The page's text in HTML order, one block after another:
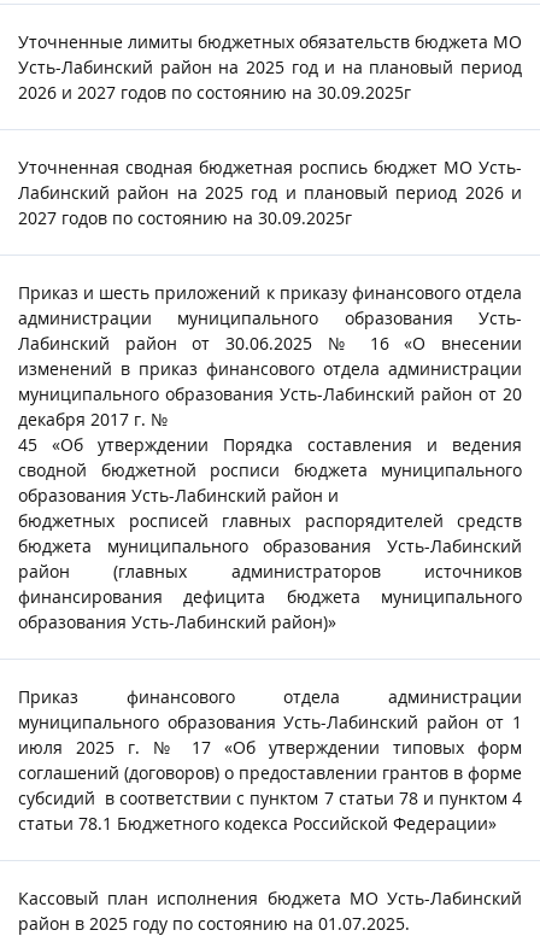
Уточненные лимиты бюджетных обязательств бюджета МО
Усть-Лабинский район на 2025 год и на плановый период
2026 и 2027 годов по состоянию на 30.09.2025г
Уточненная сводная бюджетная роспись бюджет МО Усть-
Лабинский район на 2025 год и плановый период 2026 и
2027 годов по состоянию на 30.09.2025г
Приказ и шесть приложений к приказу финансового отдела
администрации муниципального образования Усть-
Лабинский район от 30.06.2025 № 16 «О внесении
изменений в приказ финансового отдела администрации
муниципального образования Усть-Лабинский район от 20
декабря 2017 г. №
45 «Об утверждении Порядка составления и ведения
сводной бюджетной росписи бюджета муниципального
образования Усть-Лабинский район и
бюджетных росписей главных распорядителей средств
бюджета муниципального образования Усть-Лабинский
район (главных администраторов источников
финансирования дефицита бюджета муниципального
образования Усть-Лабинский район)»
Приказ финансового отдела администрации
муниципального образования Усть-Лабинский район от 1
июля 2025 г. № 17 «Об утверждении типовых форм
соглашений (договоров) о предоставлении грантов в форме
субсидий в соответствии с пунктом 7 статьи 78 и пунктом 4
статьи 78.1 Бюджетного кодекса Российской Федерации»
Кассовый план исполнения бюджета МО Усть-Лабинский
район в 2025 году по состоянию на 01.07.2025.